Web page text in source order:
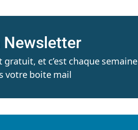
Newsletter
gratuit, et c’est chaque semaine
votre boite mail